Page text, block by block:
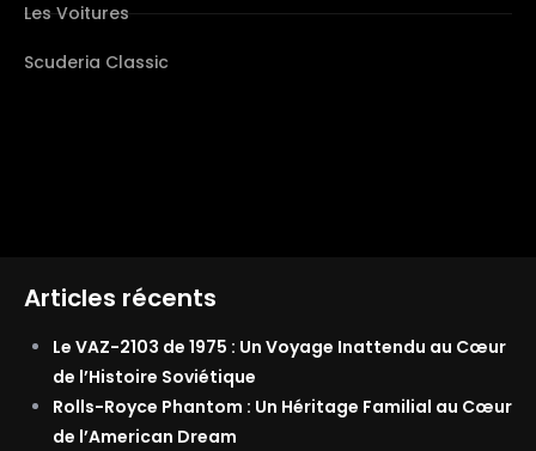
Les Voitures
Scuderia Classic
Articles récents
Le VAZ-2103 de 1975 : Un Voyage Inattendu au Cœur
de l’Histoire Soviétique
Rolls-Royce Phantom : Un Héritage Familial au Cœur
de l’American Dream